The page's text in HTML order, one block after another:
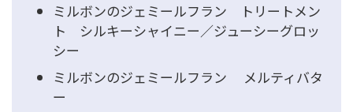
ミルボンのジェミールフラン トリートメン
ト シルキーシャイニー／ジューシーグロッ
シー
ミルボンのジェミールフラン メルティバタ
ー